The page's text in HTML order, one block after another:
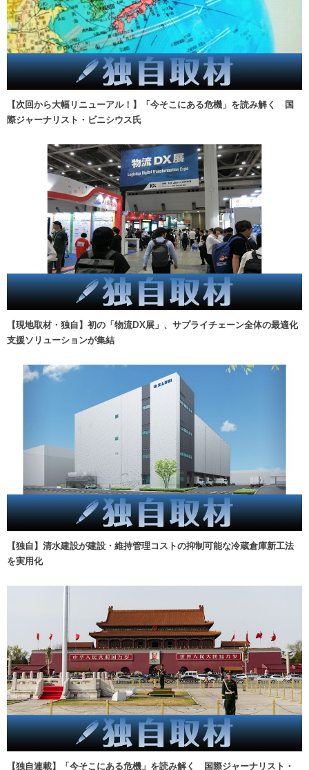
【次回から大幅リニューアル！】「今そこにある危機」を読み解く 国
際ジャーナリスト・ビニシウス氏
【現地取材・独自】初の「物流DX展」、サプライチェーン全体の最適化
支援ソリューションが集結
【独自】清水建設が建設・維持管理コストの抑制可能な冷蔵倉庫新工法
を実用化
【独自連載】「今そこにある危機」を読み解く 国際ジャーナリスト・